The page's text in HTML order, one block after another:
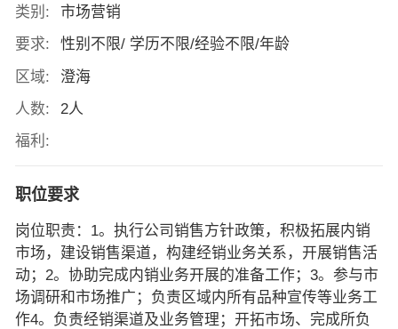
类别:
市场营销
要求:
性别不限/ 学历不限/经验不限/年龄
区域:
澄海
人数:
2人
福利:
职位要求
岗位职责：1。执行公司销售方针政策，积极拓展内销
市场，建设销售渠道，构建经销业务关系，开展销售活
动；2。协助完成内销业务开展的准备工作；3。参与市
场调研和市场推广；负责区域内所有品种宣传等业务工
作4。负责经销渠道及业务管理；开拓市场、完成所负